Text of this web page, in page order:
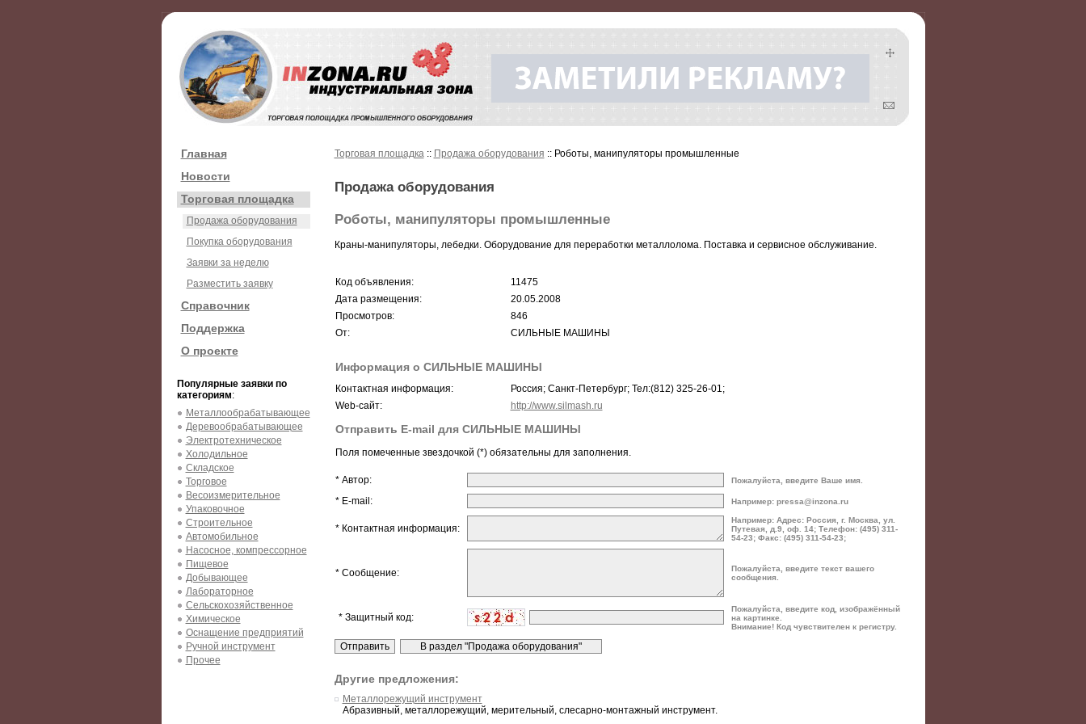
Главная
Новости
Торговая площадка
Продажа оборудования
Покупка оборудования
Заявки за неделю
Разместить заявку
Справочник
Поддержка
О проекте
Популярные заявки по
категориям:
Металлообрабатывающее
Деревообрабатывающее
Электротехническое
Холодильное
Складское
Торговое
Весоизмерительное
Упаковочное
Строительное
Автомобильное
Насосное, компрессорное
Пищевое
Добывающее
Лабораторное
Сельскохозяйственное
Химическое
Оснащение предприятий
Ручной инструмент
Прочее
Торговая площадка:: Продажа оборудования :: Роботы, манипуляторы промышленные
Продажа оборудования
Роботы, манипуляторы промышленные
Краны-манипуляторы, лебедки. Оборудование для переработки металлолома. Поставка и сервисное обслуживание.
Код объявления:
11475
Дата размещения:
20.05.2008
Просмотров:
846
От:
СИЛЬНЫЕ МАШИНЫ
Информация о СИЛЬНЫЕ МАШИНЫ
Контактная информация:
Россия; Санкт-Петербург; Тел:(812) 325-26-01;
Web-сайт:
http://www.silmash.ru
Отправить E-mail для СИЛЬНЫЕ МАШИНЫ
Поля помеченные звездочкой (*) обязательны для заполнения.
* Автор: Пожалуйста, введите Ваше имя.
* E-mail: Например: pressa@inzona.ru
* Контактная информация:
Например: Адрес: Россия, г. Москва, ул.
Путевая, д.9, оф. 14; Телефон: (495) 311-
54-23; Факс: (495) 311-54-23;
* Сообщение:
Пожалуйста, введите текст вашего
сообщения.
* Защитный код:
Пожалуйста, введите код, изображённый
на картинке.
Внимание! Код чувствителен к регистру.
Другие предложения:
Металлорежущий инструмент
Абразивный, металлорежущий, мерительный, слесарно-монтажный инструмент.